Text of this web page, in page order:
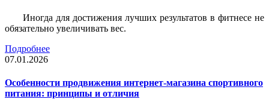
Иногда для достижения лучших результатов в фитнесе не
обязательно увеличивать вес.
Подробнее
07.01.2026
Особенности продвижения интернет-магазина спортивного
питания: принципы и отличия